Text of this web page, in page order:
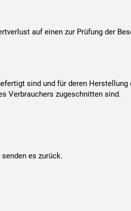
auf einen zur Prüfung der
sind und für deren
Verbrauchers zugeschnitten sind.
es zurück.